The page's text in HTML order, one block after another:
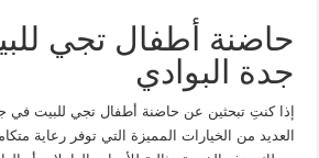
حاضنة أطفال تجي
جدة البوادي
إذا كنتِ تبحثين عن حاضنة أطفال تجي للبيت في
العديد من الخيارات المميزة التي توفر رعاية